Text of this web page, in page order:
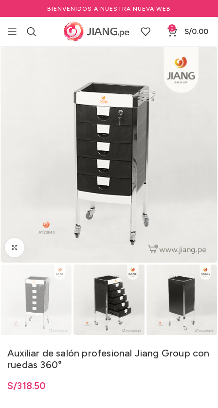
BIENVENIDOS A NUESTRA NUEVA WEB
0 S/0.00
Auxiliar de salón profesional Jiang Group con
ruedas 360°
S/318.50